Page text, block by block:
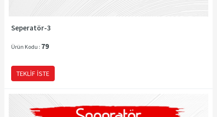
Seperatör-3
Ürün Kodu : 79
TEKLIF İSTE